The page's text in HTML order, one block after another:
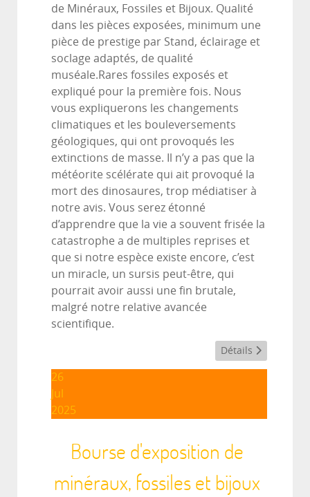
de Minéraux, Fossiles et Bijoux. Qualité
dans les pièces exposées, minimum une
pièce de prestige par Stand, éclairage et
soclage adaptés, de qualité
muséale.Rares fossiles exposés et
expliqué pour la première fois. Nous
vous expliquerons les changements
climatiques et les bouleversements
géologiques, qui ont provoqués les
extinctions de masse. Il n’y a pas que la
météorite scélérate qui ait provoqué la
mort des dinosaures, trop médiatiser à
notre avis. Vous serez étonné
d’apprendre que la vie a souvent frisée la
catastrophe a de multiples reprises et
que si notre espèce existe encore, c’est
un miracle, un sursis peut-être, qui
pourrait avoir aussi une fin brutale,
malgré notre relative avancée
scientifique.
Détails
26
Jul
2025
Bourse d'exposition de
minéraux, fossiles et bijoux